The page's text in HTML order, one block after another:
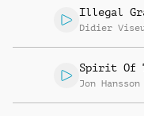
Illegal
Didier
Spirit Of
Jon Hansson